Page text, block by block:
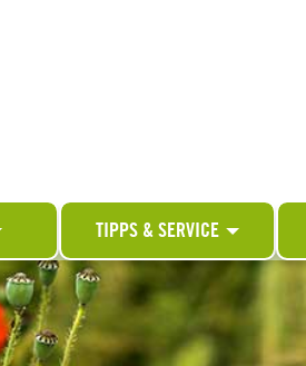
TIPPS & SERVICE